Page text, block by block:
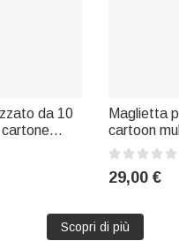
da 10
regalo
il
amanti de
Maglietta
cartoon
cavallo,
tema
regalo di
29,00 €
Scopri di più